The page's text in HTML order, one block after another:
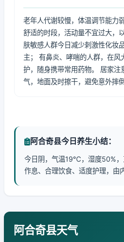
老年人代谢较慢，体温调节能力
舒适的时段，活动量不宜过大，
肤敏感人群今日减少刺激性化妆
主； 有鼻炎、哮喘的人群，在风
护，随身携带常用药物。 居家注
气，地面及时擦干，避免意外摔倒
阿合奇县今日养生小结：
今日阴，气温19℃，湿度50%
作息、合理饮食、适度护理，由
阿合奇县天气